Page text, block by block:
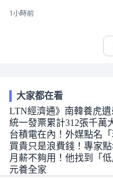
1小時前
大家都在看
LTN經濟通》南韓養虎
統一發票累計312張千萬
台積電在內！外媒點名
買貴只是浪費錢！專家
月薪不夠用！他找到「
元養全家